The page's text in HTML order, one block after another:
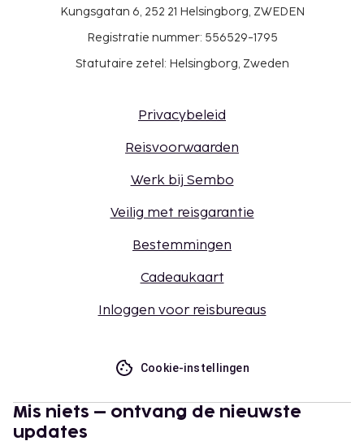
Kungsgatan 6, 252 21 Helsingborg, ZWEDEN
Registratie nummer: 556529-1795
Statutaire zetel: Helsingborg, Zweden
Privacybeleid
Reisvoorwaarden
Werk bij Sembo
Veilig met reisgarantie
Bestemmingen
Cadeaukaart
Inloggen voor reisbureaus
Cookie-instellingen
Mis niets – ontvang de nieuwste
updates